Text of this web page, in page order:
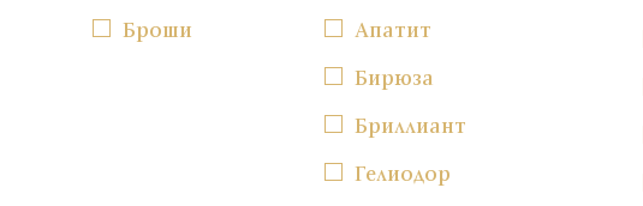
Броши
Апатит
Бирюза
Бриллиант
Гелиодор